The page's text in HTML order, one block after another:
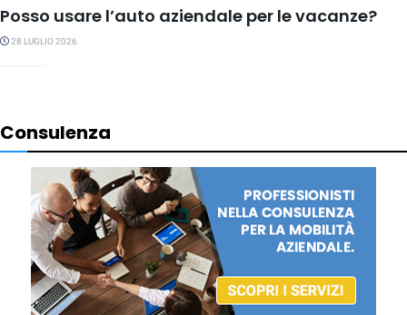
Posso usare l’auto aziendale per le vacanze?
28 LUGLIO 2026
Consulenza